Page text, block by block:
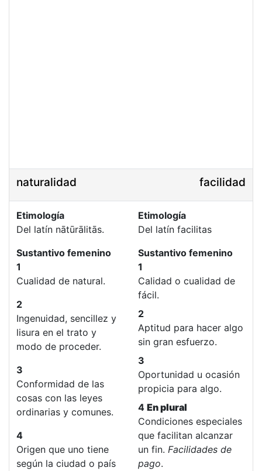
naturalidad facilidad
Etimología
Del latín nātūrālitās.
Sustantivo femenino
1
Cualidad de natural.
2
Ingenuidad, sencillez y
lisura en el trato y
modo de proceder.
3
Conformidad de las
cosas con las leyes
ordinarias y comunes.
4
Origen que uno tiene
según la ciudad o país
Etimología
Del latín facilitas
Sustantivo femenino
1
Calidad o cualidad de
fácil.
2
Aptitud para hacer algo
sin gran esfuerzo.
3
Oportunidad u ocasión
propicia para algo.
4 En plural
Condiciones especiales
que facilitan alcanzar
un fin. Facilidades de
pago.